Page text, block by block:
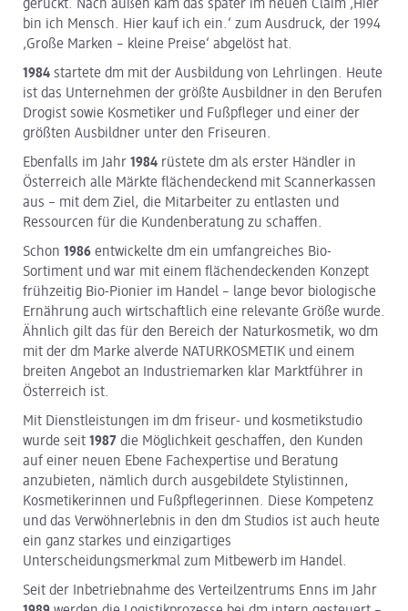
gerückt. Nach außen kam das später im neuen Claim ‚Hier
bin ich Mensch. Hier kauf ich ein.‘ zum Ausdruck, der 1994
‚Große Marken – kleine Preise‘ abgelöst hat.
1984 startete dm mit der Ausbildung von Lehrlingen. Heute
ist das Unternehmen der größte Ausbildner in den Berufen
Drogist sowie Kosmetiker und Fußpfleger und einer der
größten Ausbildner unter den Friseuren.
Ebenfalls im Jahr 1984 rüstete dm als erster Händler in
Österreich alle Märkte flächendeckend mit Scannerkassen
aus – mit dem Ziel, die Mitarbeiter zu entlasten und
Ressourcen für die Kundenberatung zu schaffen.
Schon 1986 entwickelte dm ein umfangreiches Bio-
Sortiment und war mit einem flächendeckenden Konzept
frühzeitig Bio-Pionier im Handel – lange bevor biologische
Ernährung auch wirtschaftlich eine relevante Größe wurde.
Ähnlich gilt das für den Bereich der Naturkosmetik, wo dm
mit der dm Marke alverde NATURKOSMETIK und einem
breiten Angebot an Industriemarken klar Marktführer in
Österreich ist.
Mit Dienstleistungen im dm friseur- und kosmetikstudio
wurde seit 1987 die Möglichkeit geschaffen, den Kunden
auf einer neuen Ebene Fachexpertise und Beratung
anzubieten, nämlich durch ausgebildete Stylistinnen,
Kosmetikerinnen und Fußpflegerinnen. Diese Kompetenz
und das Verwöhnerlebnis in den dm Studios ist auch heute
ein ganz starkes und einzigartiges
Unterscheidungsmerkmal zum Mitbewerb im Handel.
Seit der Inbetriebnahme des Verteilzentrums Enns im Jahr